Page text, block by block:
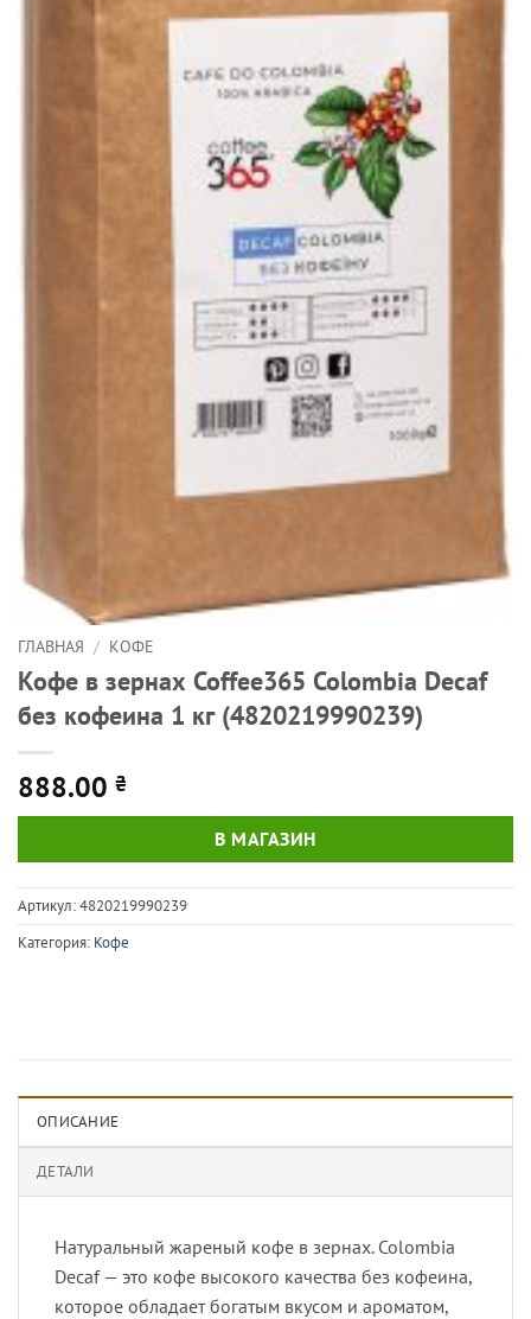
ГЛАВНАЯ / КОФЕ
Кофе в зернах Coffee365 Colombia Decaf
без кофеина 1 кг (4820219990239)
888.00 ₴
В МАГАЗИН
Артикул:4820219990239
Категория: Кофе
ОПИСАНИЕ
ДЕТАЛИ
Натуральный жареный кофе в зернах. Colombia
Decaf — это кофе высокого качества без кофеина,
которое обладает богатым вкусом и ароматом,